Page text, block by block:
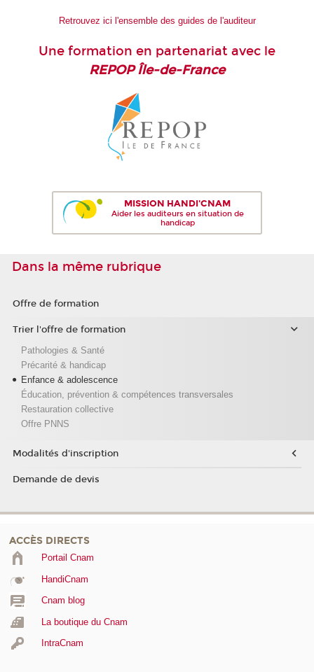
Retrouvez ici l'ensemble des guides de l'auditeur
Une formation en partenariat avec le
REPOP Île-de-France
MISSION HANDI'CNAM
Aider les auditeurs en situation de
handicap
Dans la même rubrique
Offre de formation
Trier l'offre de formation
Pathologies & Santé
Précarité & handicap
Enfance & adolescence
Éducation, prévention & compétences transversales
Restauration collective
Offre PNNS
Modalités d'inscription
Demande de devis
ACCÈS DIRECTS
Portail Cnam
HandiCnam
Cnam blog
La boutique du Cnam
IntraCnam